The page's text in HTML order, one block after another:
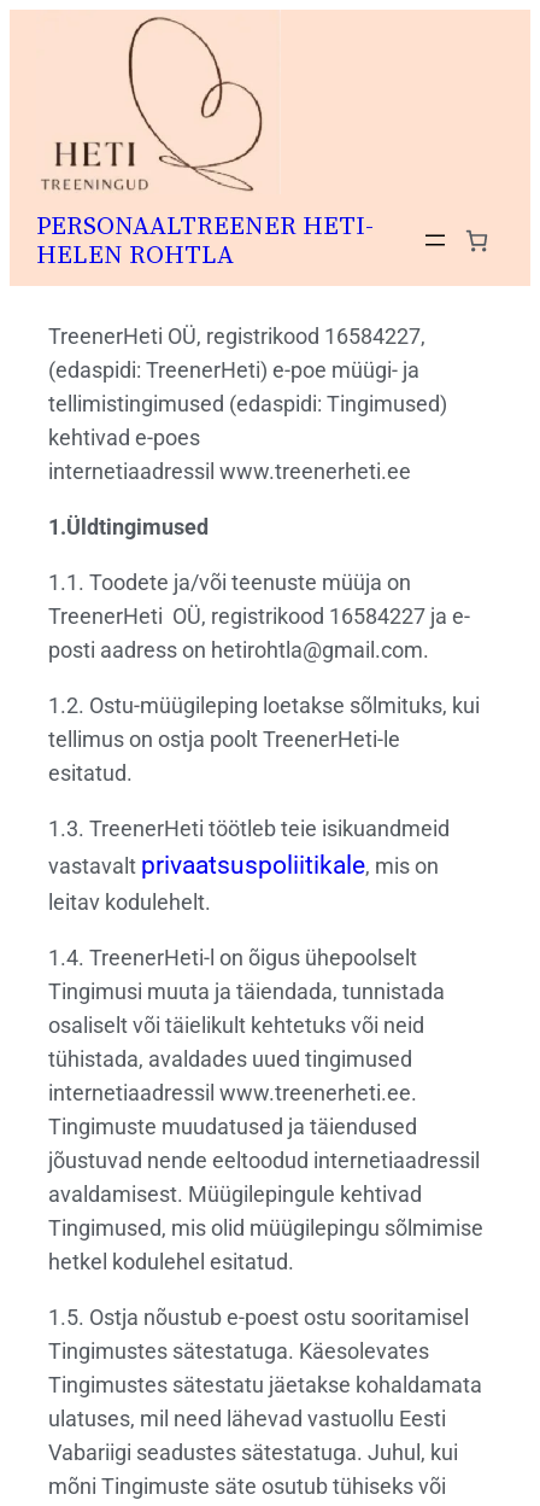
PERSONAALTREENER HETI-
HELEN ROHTLA
TreenerHeti OÜ, registrikood 16584227,
(edaspidi: TreenerHeti) e-poe müügi- ja
tellimistingimused (edaspidi: Tingimused)
kehtivad e-poes
internetiaadressil www.treenerheti.ee
1.Üldtingimused
1.1. Toodete ja/või teenuste müüja on
TreenerHeti OÜ, registrikood 16584227 ja e-
posti aadress on hetirohtla@gmail.com.
1.2. Ostu-müügileping loetakse sõlmituks, kui
tellimus on ostja poolt TreenerHeti-le
esitatud.
1.3. TreenerHeti töötleb teie isikuandmeid
vastavalt privaatsuspoliitikale, mis on
leitav kodulehelt.
1.4. TreenerHeti-l on õigus ühepoolselt
Tingimusi muuta ja täiendada, tunnistada
osaliselt või täielikult kehtetuks või neid
tühistada, avaldades uued tingimused
internetiaadressil www.treenerheti.ee.
Tingimuste muudatused ja täiendused
jõustuvad nende eeltoodud internetiaadressil
avaldamisest. Müügilepingule kehtivad
Tingimused, mis olid müügilepingu sõlmimise
hetkel kodulehel esitatud.
1.5. Ostja nõustub e-poest ostu sooritamisel
Tingimustes sätestatuga. Käesolevates
Tingimustes sätestatu jäetakse kohaldamata
ulatuses, mil need lähevad vastuollu Eesti
Vabariigi seadustes sätestatuga. Juhul, kui
mõni Tingimuste säte osutub tühiseks või